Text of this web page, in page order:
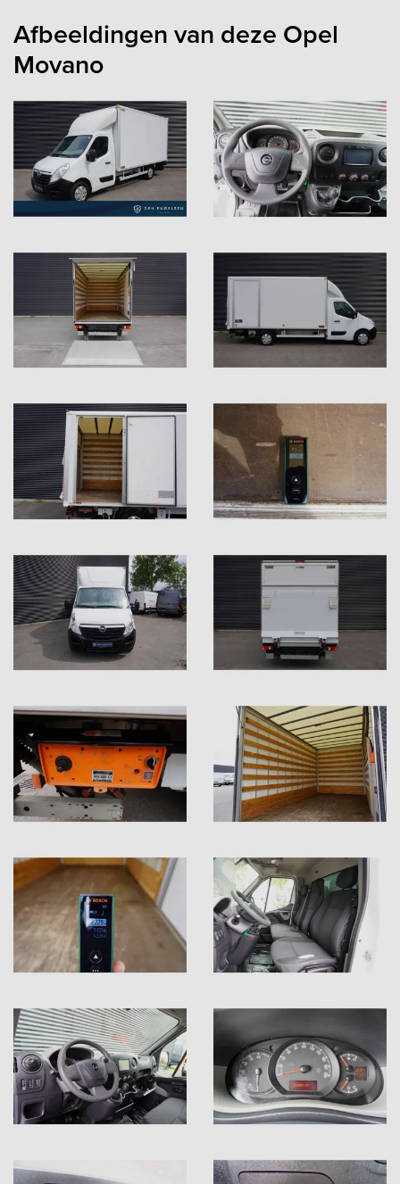
Afbeeldingen van deze Opel
Movano